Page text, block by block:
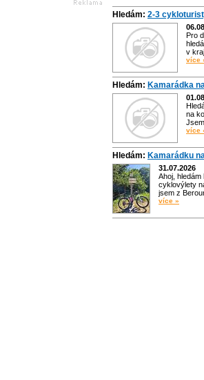
Hledám: 2-3
Pro
v
více
Hledám: Kamarádka
na
více
Hledám: Kamarádku
31.07.2026
Ahoj,
cyklovýlety
jsem z
více »